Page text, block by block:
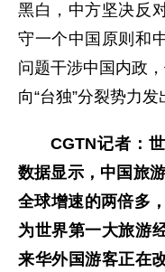
黑白，中方坚决反
守一个中国原则和
问题干涉中国内政
向“台独”分裂势力发
CGTN记者：
数据显示，中国旅
全球增速的两倍多
为世界第一大旅游
来华外国游客正在